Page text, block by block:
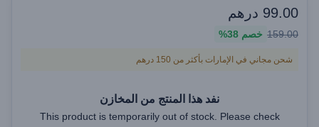
99.00 درهم
159.00 خصم 38%
شحن مجاني في الإمارات بأكثر من 150 درهم
نفد هذا المنتج من المخازن
This product is temporarily out of stock. Please check